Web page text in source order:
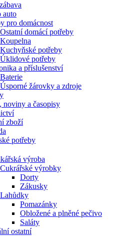
auto
pro domácnost
Ostatní domácí potřeby
Koupelna
Kuchyňské potřeby
Úklidové potřeby
a příslušenství
Baterie
Úsporné žárovky a zdroje
noviny a časopisy
zboží
potřeby
výroba
Cukrářské výrobky
Dorty
Zákusky
Lahůdky
Pomazánky
Obložené a plněné pečivo
Saláty
ostatní